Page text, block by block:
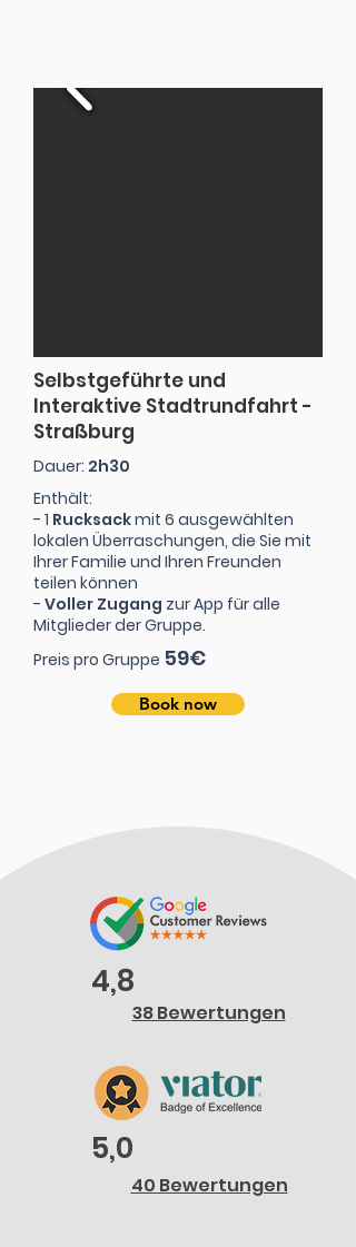
Selbstgeführte und
Interaktive Stadtrundfahrt -
Straßburg
Dauer: 2h30
Enthält:
- 1 Rucksackmit 6 ausgewählten
lokalen Überraschungen, die Sie mit
Ihrer Familie und Ihren Freunden
teilen können
- Voller Zugang zur App für alle
Mitglieder der Gruppe.
Preis pro Gruppe 59€
Book now
4,8
38 Bewertungen
5,0
40 Bewertungen